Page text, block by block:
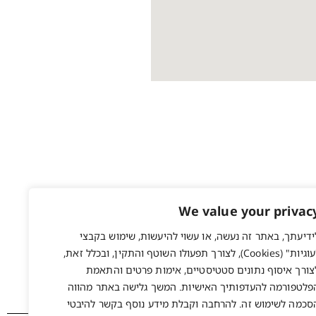
We value your
באתר זה נעשה, או עשוי להיעשות, שימוש בקבצי
"עוגיות" (Cookies), לצורך תפעולו השוטף והתקין, ובכלל זאת,
איסוף נתונים סטטיסטיים, אימות פרטים והתאמת
להעדפותיך האישיות. המשך גלישה באתר מהווה
לשימוש זה. להרחבה וקבלת מידע נוסף בקשר להיבטי